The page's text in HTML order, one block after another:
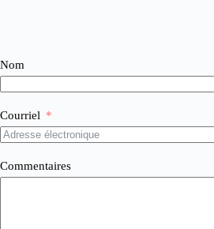
Nom
Courriel
Commentaires